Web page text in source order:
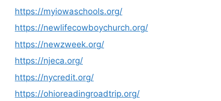
https://myiowaschools.org/
https://newlifecowboychurch.org/
https://newzweek.org/
https://njeca.org/
https://nycredit.org/
https://ohioreadingroadtrip.org/